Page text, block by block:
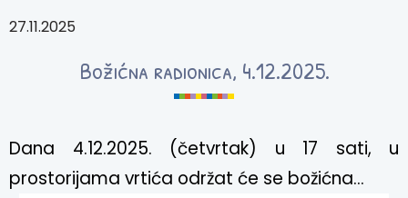
27.11.2025
Božićna radionica, 4.12.2025.
Dana 4.12.2025. (četvrtak) u 17 sati, u
prostorijama vrtića održat će se božićna...